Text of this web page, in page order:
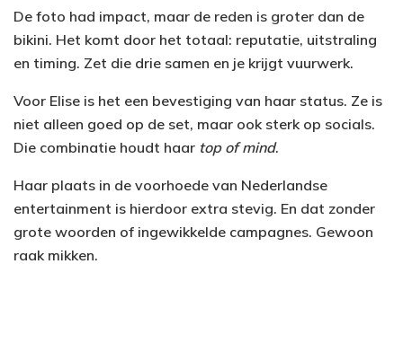
De foto had impact, maar de reden is groter dan de
bikini. Het komt door het totaal: reputatie, uitstraling
en timing. Zet die drie samen en je krijgt vuurwerk.
Voor Elise is het een bevestiging van haar status. Ze is
niet alleen goed op de set, maar ook sterk op socials.
Die combinatie houdt haar top of mind.
Haar plaats in de voorhoede van Nederlandse
entertainment is hierdoor extra stevig. En dat zonder
grote woorden of ingewikkelde campagnes. Gewoon
raak mikken.